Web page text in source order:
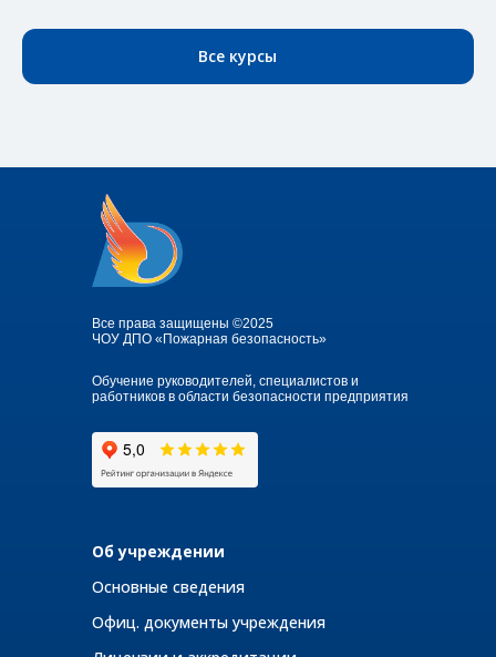
Все курсы
Об учреждении
Основные сведения
Офиц. документы учреждения
Все права защищены ©2025
ЧОУ ДПО «Пожарная безопасность»
Обучение руководителей, специалистов и
работников в области безопасности предприятия